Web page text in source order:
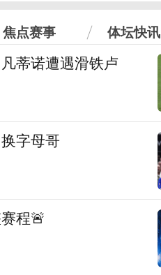
焦点赛事 体坛快讯
蒂诺遭遇滑铁卢
字母哥
程🚨